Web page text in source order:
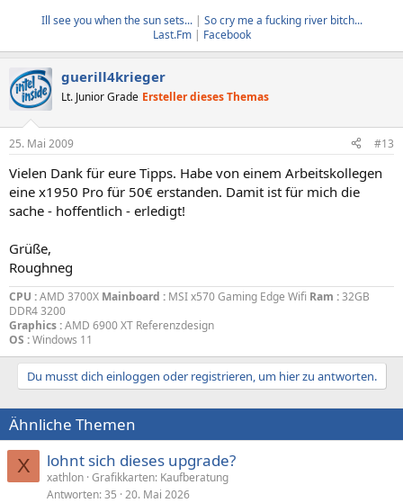
Ill see you when the sun sets...| So cry me a fucking river bitch...
Last.Fm| Facebook
guerill4krieger
Lt. Junior Grade Ersteller dieses Themas
25. Mai 2009 #13
Vielen Dank für eure Tipps. Habe von einem Arbeitskollegen
eine x1950 Pro für 50€ erstanden. Damit ist für mich die
sache - hoffentlich - erledigt!
Grüße,
Roughneg
CPU :AMD 3700X Mainboard : MSI x570 Gaming Edge Wifi Ram :32GB
DDR4 3200
Graphics :AMD 6900 XT Referenzdesign
OS :Windows 11
Du musst dich einloggen oder registrieren, um hier zu antworten.
Ähnliche Themen
X lohnt sich dieses upgrade?
xathlon Grafikkarten: Kaufberatung
Antworten 35 20. Mai 2026